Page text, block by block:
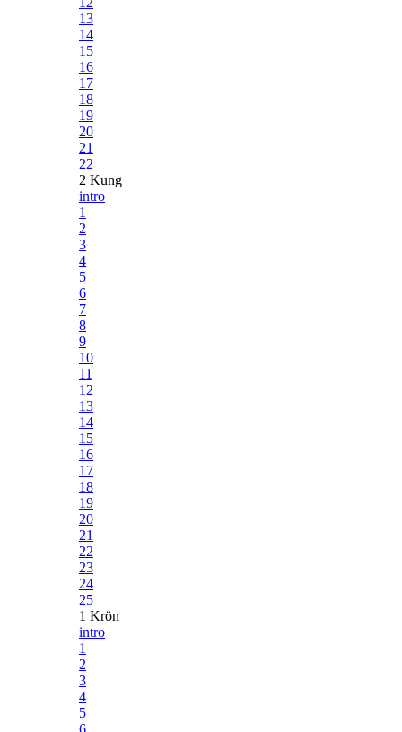
13
14
15
16
17
18
19
20
21
22
2 Kung
intro
1
2
3
4
5
6
7
8
9
10
11
12
13
14
15
16
17
18
19
20
21
22
23
24
25
1 Krön
intro
1
2
3
4
5
6